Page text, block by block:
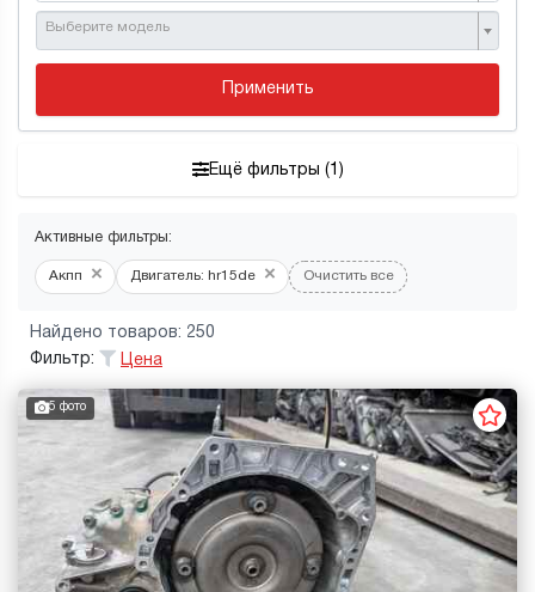
Выберите модель
Применить
Ещё фильтры (1)
Активные фильтры:
Акпп × Двигатель: hr15de × Очистить все
Найдено товаров: 250
Фильтр:
Цена
5 фото